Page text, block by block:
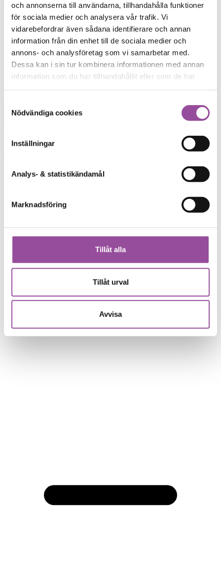
och annonserna till användarna, tillhandahålla funktioner
för sociala medier och analysera vår trafik. Vi
vidarebefordrar även sådana identifierare och annan
information från din enhet till de sociala medier och
annons- och analysföretag som vi samarbetar med.
Dessa kan i sin tur kombinera informationen med annan
information som du har tillhandahållit eller som de har
Nödvändiga cookies
Inställningar
Analys- & statistikändamål
Marknadsföring
Tillåt alla
Tillåt urval
Avvisa